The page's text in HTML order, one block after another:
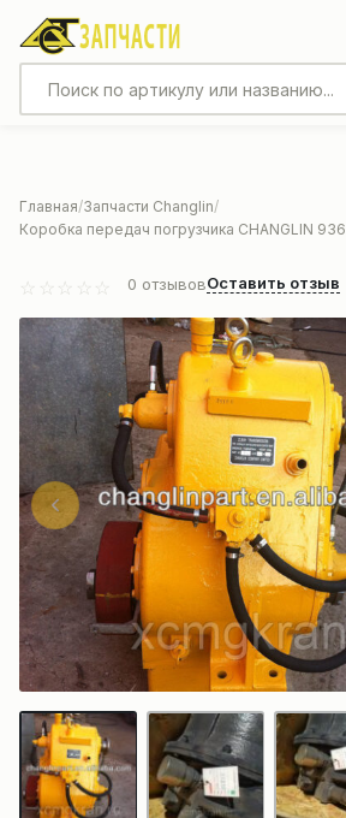
Главная Запчасти Changlin
Коробка передач погрузчика CHANGLIN 936
0 отзывовОставить отзыв